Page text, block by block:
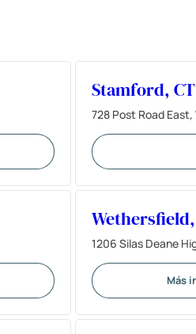
Stamford, CT
728 Post Road
1206 Silas Deane
Más